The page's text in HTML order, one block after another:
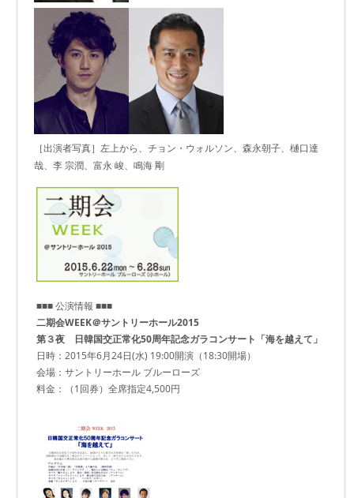
［出演者写真］左上から、チョン・ウォルソン、森永朝子、樋口達
哉、李 宗潤、富永 峻、鳴海 剛
■■■ 公演情報 ■■■
二期会WEEK＠サントリーホール2015
第３夜 日韓国交正常化50周年記念ガラコンサート「海を越えて」
日時：2015年6月24日(水) 19:00開演（18:30開場）
会場：サントリーホール ブルーローズ
料金：（1回券）全席指定4,500円